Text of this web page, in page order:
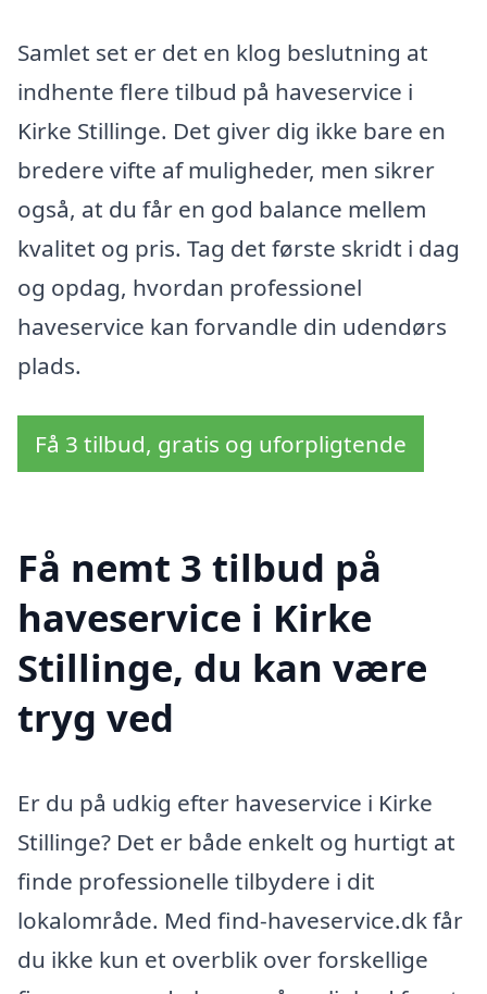
Samlet set er det en klog beslutning at
indhente flere tilbud på haveservice i
Kirke Stillinge. Det giver dig ikke bare en
bredere vifte af muligheder, men sikrer
også, at du får en god balance mellem
kvalitet og pris. Tag det første skridt i dag
og opdag, hvordan professionel
haveservice kan forvandle din udendørs
plads.
Få 3 tilbud, gratis og uforpligtende
Få nemt 3 tilbud på
haveservice i Kirke
Stillinge, du kan være
tryg ved
Er du på udkig efter haveservice i Kirke
Stillinge? Det er både enkelt og hurtigt at
finde professionelle tilbydere i dit
lokalområde. Med find-haveservice.dk får
du ikke kun et overblik over forskellige